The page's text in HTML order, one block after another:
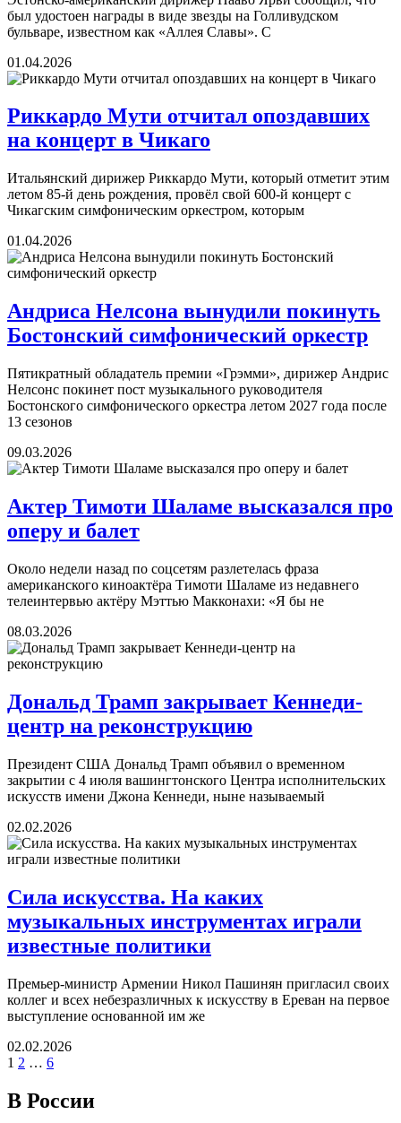
был удостоен награды в виде звезды на Голливудском
бульваре, известном как «Аллея Славы». С
01.04.2026
Риккардо Мути отчитал опоздавших
на концерт в Чикаго
Итальянский дирижер Риккардо Мути, который отметит этим
летом 85-й день рождения, провёл свой 600-й концерт с
Чикагским симфоническим оркестром, которым
01.04.2026
Андриса Нелсона вынудили покинуть
Бостонский симфонический оркестр
Пятикратный обладатель премии «Грэмми», дирижер Андрис
Нелсонс покинет пост музыкального руководителя
Бостонского симфонического оркестра летом 2027 года после
13 сезонов
09.03.2026
Актер Тимоти Шаламе высказался про
оперу и балет
Около недели назад по соцсетям разлетелась фраза
американского киноактёра Тимоти Шаламе из недавнего
телеинтервью актёру Мэттью Макконахи: «Я бы не
08.03.2026
Дональд Трамп закрывает Кеннеди-
центр на реконструкцию
Президент США Дональд Трамп объявил о временном
закрытии с 4 июля вашингтонского Центра исполнительских
искусств имени Джона Кеннеди, ныне называемый
02.02.2026
Сила искусства. На каких
музыкальных инструментах играли
известные политики
Премьер-министр Армении Никол Пашинян пригласил своих
коллег и всех небезразличных к искусству в Ереван на первое
выступление основанной им же
02.02.2026
1 2 … 6
В России